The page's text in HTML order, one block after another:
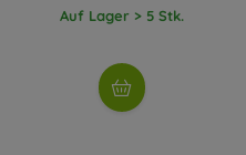
Auf Lager > 5 Stk.